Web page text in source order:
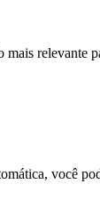
mais relevante
você